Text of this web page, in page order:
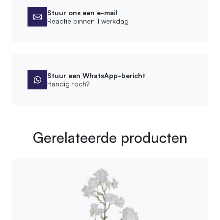
Stuur ons een e-mail
Reactie binnen 1 werkdag
Stuur een WhatsApp-bericht
Handig toch?
Gerelateerde producten